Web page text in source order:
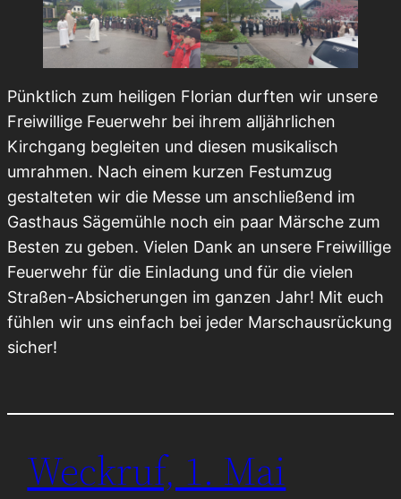
Pünktlich zum heiligen Florian durften wir unsere
Freiwillige Feuerwehr bei ihrem alljährlichen
Kirchgang begleiten und diesen musikalisch
umrahmen. Nach einem kurzen Festumzug
gestalteten wir die Messe um anschließend im
Gasthaus Sägemühle noch ein paar Märsche zum
Besten zu geben. Vielen Dank an unsere Freiwillige
Feuerwehr für die Einladung und für die vielen
Straßen-Absicherungen im ganzen Jahr! Mit euch
fühlen wir uns einfach bei jeder Marschausrückung
sicher!
Weckruf, 1. Mai